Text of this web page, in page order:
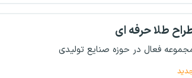
طلا حرفه ای
فعال در حوزه صنایع تولیدی